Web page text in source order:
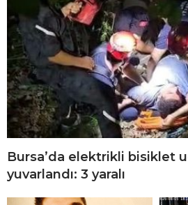
Bursa’da elektrikli bisiklet
yuvarlandı: 3 yaralı